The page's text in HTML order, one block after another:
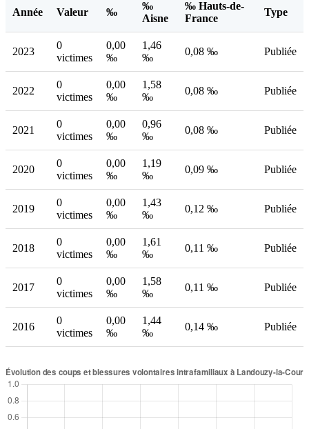
Année Valeur ‰
‰
Aisne
‰ Hauts-de-
France
Type
2023
0
victimes
0,00
‰
1,46
‰
0,08 ‰ Publiée
2022
0
victimes
0,00
‰
1,58
‰
0,08 ‰ Publiée
2021
0
victimes
0,00
‰
0,96
‰
0,08 ‰ Publiée
2020
0
victimes
0,00
‰
1,19
‰
0,09 ‰ Publiée
2019
0
victimes
0,00
‰
1,43
‰
0,12 ‰ Publiée
2018
0
victimes
0,00
‰
1,61
‰
0,11 ‰ Publiée
2017
0
victimes
0,00
‰
1,58
‰
0,11 ‰ Publiée
2016
0
victimes
0,00
‰
1,44
‰
0,14 ‰ Publiée